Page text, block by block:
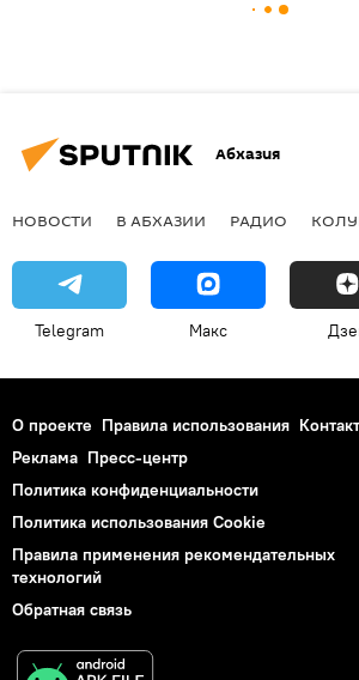
Абхазия
НОВОСТИ В АБХАЗИИ РАДИО
Telegram Макс
О проекте Правила использования
Реклама Пресс-центр
Политика конфиденциальности
Политика использования Cookie
Правила применения рекомендательных
технологий
Обратная связь